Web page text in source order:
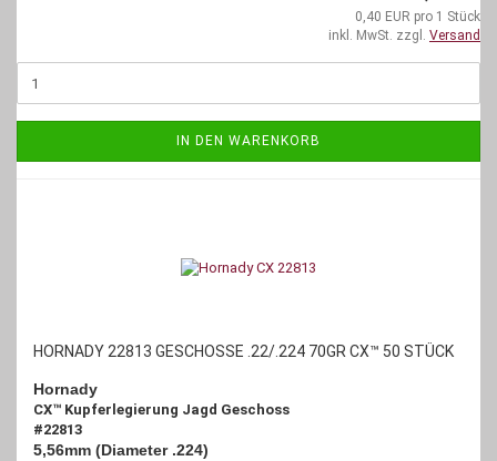
0,40 EUR pro 1 Stück
inkl. MwSt. zzgl. Versand
IN DEN WARENKORB
HORNADY 22813 GESCHOSSE .22/.224 70GR CX™ 50 STÜCK
Hornady
CX™ Kupferlegierung Jagd Geschoss
#22813
5,56mm (Diameter .224)